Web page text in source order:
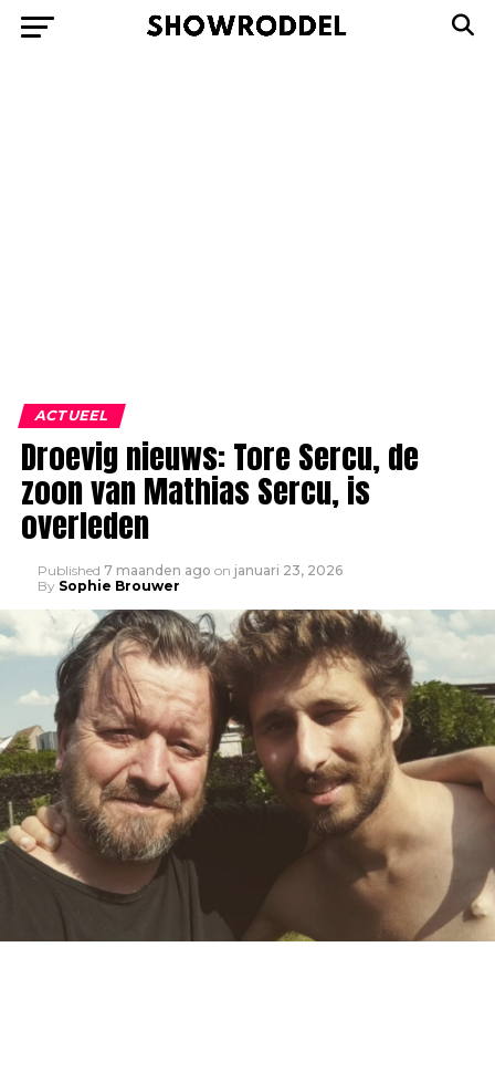
ACTUEEL
Droevig nieuws: Tore Sercu, de
zoon van Mathias Sercu, is
overleden
Published 7 maanden ago on januari 23, 2026
By Sophie Brouwer